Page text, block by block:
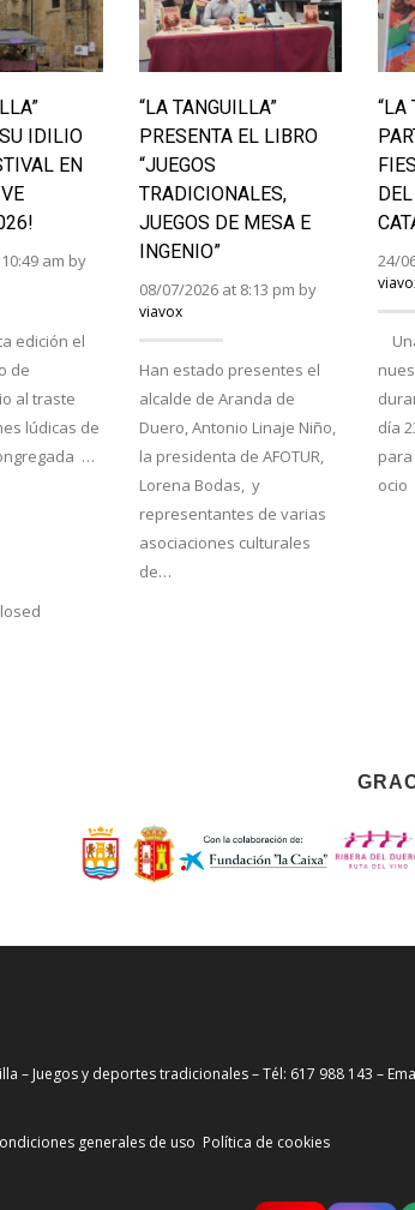
IDILIO
EN
am by
edición el
de
al traste
lúdicas de
…
“LA TANGUILLA”
PRESENTA EL LIBRO
“JUEGOS
TRADICIONALES,
JUEGOS DE MESA E
INGENIO”
08/07/2026 at 8:13 pm by
viavox
Han estado presentes el
alcalde de Aranda de
Duero, Antonio Linaje Niño,
la presidenta de AFOTUR,
Lorena Bodas, y
representantes de varias
asociaciones culturales
de…
“LA
24/
día
– Juegos y deportes tradicionales – Tél: 617 988 143 –
generales de uso Política de cookies